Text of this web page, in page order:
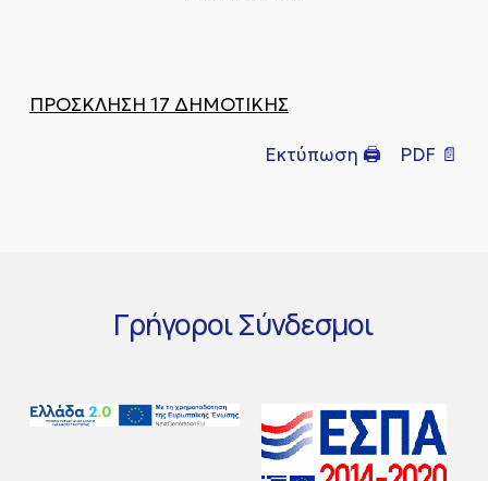
ΠΡΟΣΚΛΗΣΗ 17 ΔΗΜΟΤΙΚΗΣ
Εκτύπωση 🖨 PDF 📄
ΓρήγοροιΣύνδεσμοι